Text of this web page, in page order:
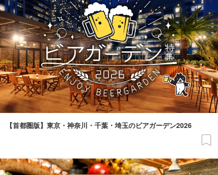
【首都圏版】東京・神奈川・千葉・埼玉のビアガーデン2026